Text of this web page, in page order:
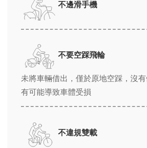
不邊滑手機
不要空踩飛輪
未將車輛借出，僅於原地空踩，沒
有可能導致車體受損
不違規雙載